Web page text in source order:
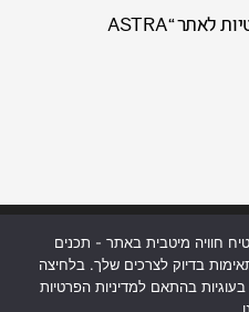
תקנון, תנאי שימוש ומדיניות פרטיות לאתר “ASTRA
רוזנברג-הגן בע"מ © 2026
חוויה מיטבית באתר - תכנים
בדיוק לצרכים שלך. בלחיצה
בהתאם למדיניות הפרטיות